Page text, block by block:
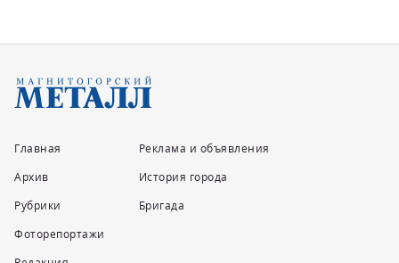
Главная
Архив
Рубрики
Фоторепортажи
Реклама и объявления
История города
Бригада